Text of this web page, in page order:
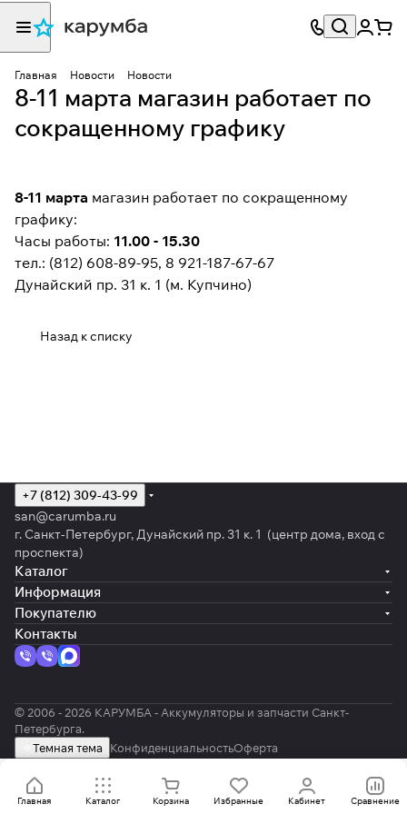
Главная Новости Новости
8-11 марта магазин работает по
сокращенному графику
8-11 марта магазин работает по сокращенному
графику:
Часы работы: 11.00 - 15.30
тел.: (812) 608-89-95, 8 921-187-67-67
Дунайский пр. 31 к. 1 (м. Купчино)
Назад к списку
Главная Каталог Корзина Избранные Кабинет Сравнение
+7 (812) 309-43-99
san@carumba.ru
г. Санкт-Петербург, Дунайский пр. 31 к. 1 (центр дома, вход с
проспекта)
Каталог
Информация
Покупателю
Контакты
© 2006 - 2026 КАРУМБА - Аккумуляторы и запчасти Санкт-
Петербурга.
Темная тема
КонфиденциальностьОферта